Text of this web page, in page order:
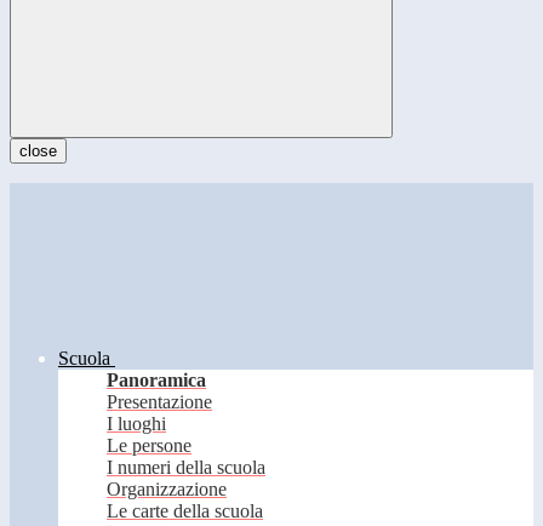
close
Scuola
Panoramica
Presentazione
I luoghi
Le persone
I numeri della scuola
Organizzazione
Le carte della scuola